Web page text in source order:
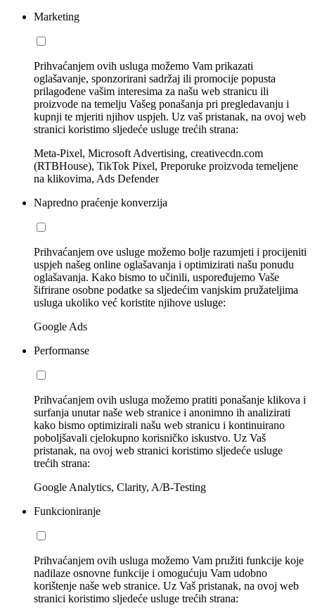
Marketing
Prihvaćanjem ovih usluga možemo Vam prikazati
oglašavanje, sponzorirani sadržaj ili promocije popusta
prilagođene vašim interesima za našu web stranicu ili
proizvode na temelju Vašeg ponašanja pri pregledavanju i
kupnji te mjeriti njihov uspjeh. Uz vaš pristanak, na ovoj web
stranici koristimo sljedeće usluge trećih strana:
Meta-Pixel, Microsoft Advertising, creativecdn.com
(RTBHouse), TikTok Pixel, Preporuke proizvoda temeljene
na klikovima, Ads Defender
Napredno praćenje konverzija
Prihvaćanjem ove usluge možemo bolje razumjeti i procijeniti
uspjeh našeg online oglašavanja i optimizirati našu ponudu
oglašavanja. Kako bismo to učinili, uspoređujemo Vaše
šifrirane osobne podatke sa sljedećim vanjskim pružateljima
usluga ukoliko već koristite njihove usluge:
Google Ads
Performanse
Prihvaćanjem ovih usluga možemo pratiti ponašanje klikova i
surfanja unutar naše web stranice i anonimno ih analizirati
kako bismo optimizirali našu web stranicu i kontinuirano
poboljšavali cjelokupno korisničko iskustvo. Uz Vaš
pristanak, na ovoj web stranici koristimo sljedeće usluge
trećih strana:
Google Analytics, Clarity, A/B-Testing
Funkcioniranje
Prihvaćanjem ovih usluga možemo Vam pružiti funkcije koje
nadilaze osnovne funkcije i omogućuju Vam udobno
korištenje naše web stranice. Uz Vaš pristanak, na ovoj web
stranici koristimo sljedeće usluge trećih strana: